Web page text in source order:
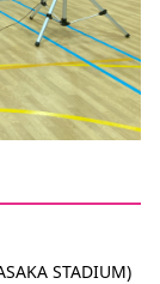
STADIUM)